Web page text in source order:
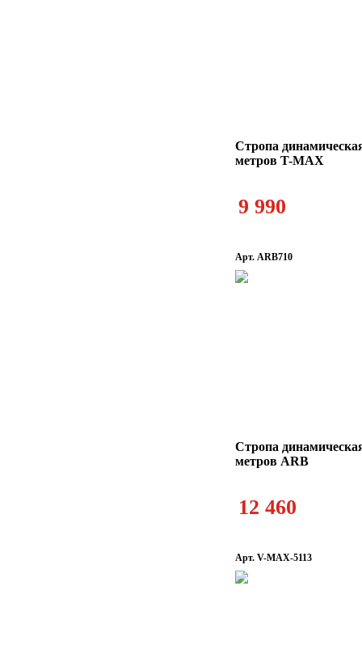
Стропа
метров T-MAX
9 990
Арт. ARB710
Стропа
метров ARB
12 460
Арт. V-MAX-5113